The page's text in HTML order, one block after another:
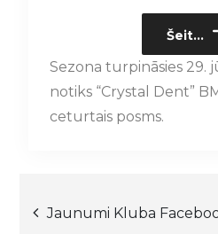
Šeit…
Sezona turpināsies 29.
notiks “Crystal Dent”
ceturtais posms.
Ziņu
Jaunumi Kluba